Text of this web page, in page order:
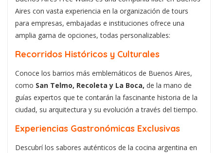
Aires con vasta experiencia en la organización de tours
para empresas, embajadas e instituciones ofrece una
amplia gama de opciones, todas personalizables:
Recorridos Históricos y Culturales
Conoce los barrios más emblemáticos de Buenos Aires,
como San Telmo, Recoleta y La Boca, de la mano de
guías expertos que te contarán la fascinante historia de la
ciudad, su arquitectura y su evolución a través del tiempo.
Experiencias Gastronómicas Exclusivas
Descubrí los sabores auténticos de la cocina argentina en